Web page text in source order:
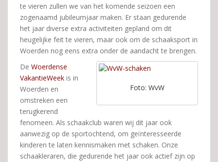
te vieren zullen we van het komende seizoen een
zogenaamd jubileumjaar maken. Er staan gedurende
het jaar diverse extra activiteiten gepland om dit
heugelijke feit te vieren, maar ook om de schaaksport in
Woerden nog eens extra onder de aandacht te brengen.
Foto: WvW
De Woerdense
VakantieWeek is in
Woerden en
omstreken een
terugkerend
fenomeen. Als schaakclub waren wij dit jaar ook
aanwezig op de sportochtend, om geïnteresseerde
kinderen te laten kennismaken met schaken. Onze
schaakleraren, die gedurende het jaar ook actief zijn op